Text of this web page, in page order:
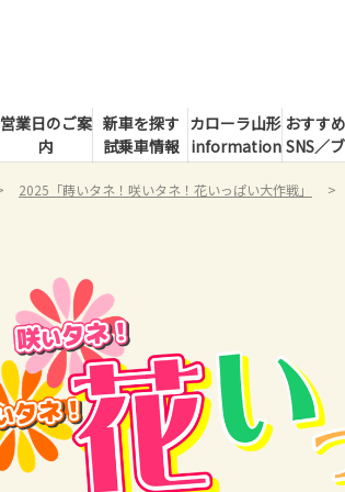
営業日のご案
内
新車を探す
試乗車情報
カローラ山形
information
おすす
SNS／
2025「蒔いタネ！咲いタネ！花いっぱい大作戦」